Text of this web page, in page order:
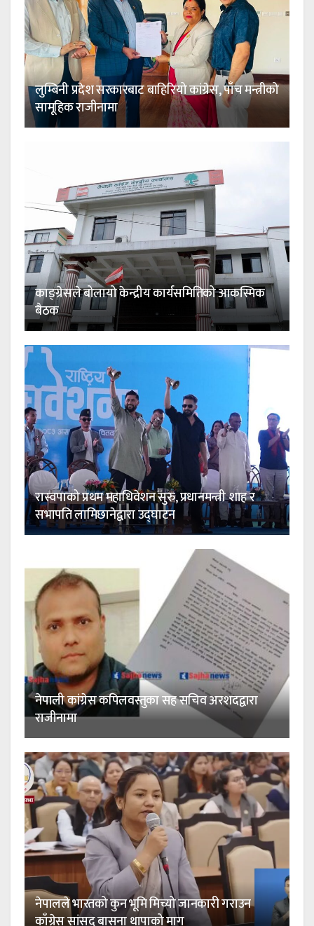
लुम्बिनी प्रदेश सरकारबाट बाहिरियो कांग्रेस, पाँच मन्त्रीको
सामूहिक राजीनामा
काङ्ग्रेसले बोलायो केन्द्रीय कार्यसमितिको आकस्मिक
बैठक
रास्वपाको प्रथम महाधिवेशन सुरु, प्रधानमन्त्री शाह र
सभापति लामिछानेद्वारा उद्घाटन
नेपाली कांग्रेस कपिलवस्तुका सह सचिव अरशदद्वारा
राजीनामा
नेपालले भारतको कुन भूमि मिच्यो जानकारी गराउन